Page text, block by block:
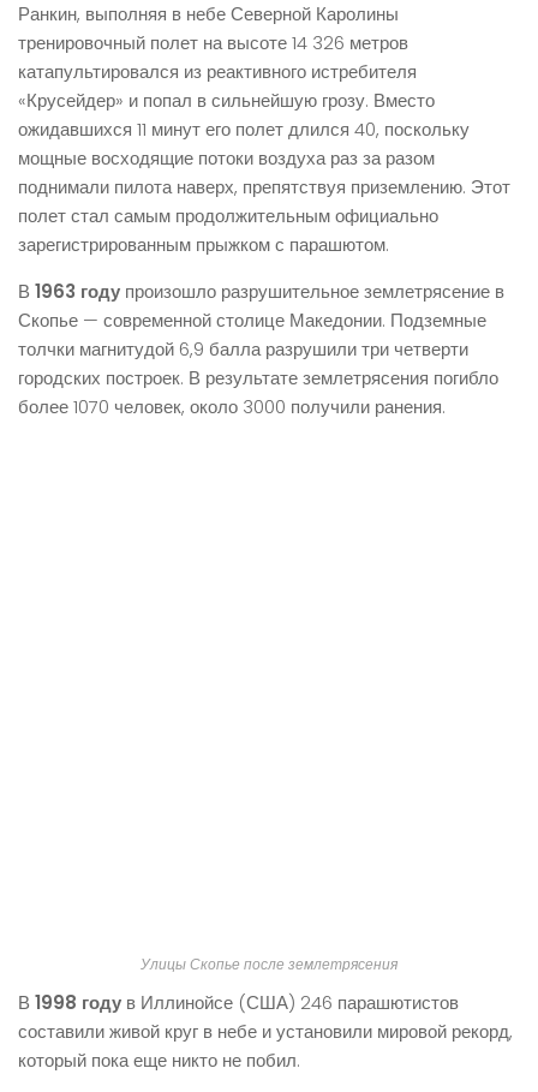
Ранкин, выполняя в небе Северной Каролины
тренировочный полет на высоте 14 326 метров
катапультировался из реактивного истребителя
«Крусейдер» и попал в сильнейшую грозу. Вместо
ожидавшихся 11 минут его полет длился 40, поскольку
мощные восходящие потоки воздуха раз за разом
поднимали пилота наверх, препятствуя приземлению. Этот
полет стал самым продолжительным официально
зарегистрированным прыжком с парашютом.
В 1963 году произошло разрушительное землетрясение в
Скопье — современной столице Македонии. Подземные
толчки магнитудой 6,9 балла разрушили три четверти
городских построек. В результате землетрясения погибло
более 1070 человек, около 3000 получили ранения.
Улицы Скопье после землетрясения
В 1998 году в Иллинойсе (США) 246 парашютистов
составили живой круг в небе и установили мировой рекорд,
который пока еще никто не побил.